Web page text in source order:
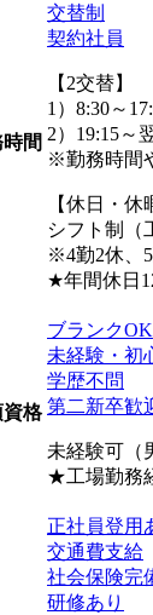
間
交替制
契約社員
【2交替】
1）8:30～
2）19:15～
※勤務時間
【休日・休
シフト制（
※4勤2休、
★年間休日
資格
ブランクOK
未経験・初
学歴不問
第二新卒歓
未経験可（
★工場勤務
正社員登用
交通費支給
社会保険完
研修あり